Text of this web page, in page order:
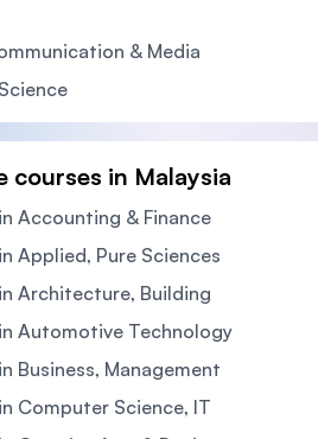
& Media
courses in Malaysia
Accounting & Finance
Applied, Pure Sciences
Architecture, Building
Automotive Technology
Business, Management
Computer Science, IT